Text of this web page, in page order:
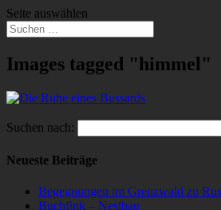
Seite auswählen
Images tagged "himmel"
Suchen nach:
Neueste Beiträge
Begegnungen im Grenzwald zu
Buchfink – Nestbau